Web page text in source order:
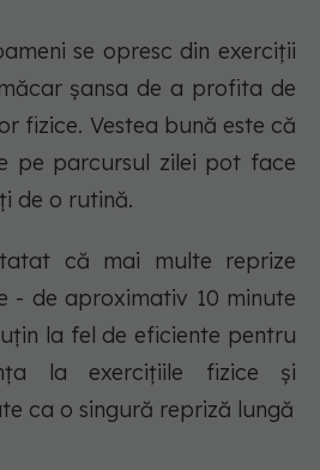
se opresc din exerciții
șansa de a profita de
fizice. Vestea bună este că
pe parcursul zilei pot face
de o rutină.
că mai multe reprize
- de aproximativ 10 minute
la fel de eficiente pentru
la exercițiile fizice și
ca o singură repriză lungă